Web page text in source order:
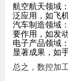
航空航天领域
泛应用，如飞
汽车制造领域
要作用，如发
电子产品领域
显著成果，如
总之，数控加